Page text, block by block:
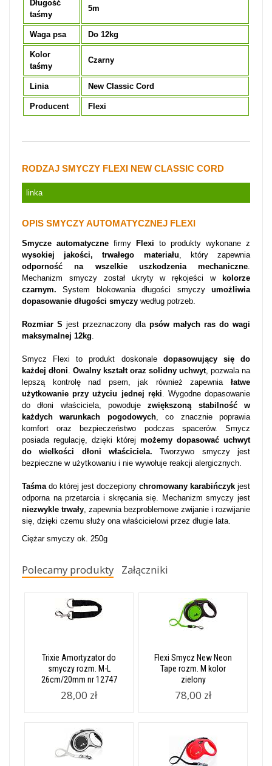
Długość
taśmy
5m
Waga psa Do 12kg
Kolor
taśmy
Czarny
Linia New Classic Cord
Producent Flexi
RODZAJ SMYCZY FLEXI NEW CLASSIC CORD
linka
OPIS SMYCZY AUTOMATYCZNEJ FLEXI
Smycze automatyczne firmy Flexi to produkty wykonane z
wysokiej jakości, trwałego materiału, który zapewnia
odporność na wszelkie uszkodzenia mechaniczne.
Mechanizm smyczy został ukryty w rękojeści wkolorze
czarnym.System blokowania długości smyczyumożliwia
dopasowanie długości smyczy według potrzeb.
Rozmiar S jest przeznaczony dla psów małych ras do wagi
maksymalnej 12kg.
Smycz Flexi to produkt doskonale dopasowujący się do
każdej dłoni. Owalny kształt oraz solidny uchwyt, pozwala na
lepszą kontrolę nad psem, jak również zapewnia łatwe
użytkowanie przy użyciu jednej ręki. Wygodne dopasowanie
do dłoni właściciela, powoduje zwiększoną stabilność w
każdych warunkach pogodowych, co znacznie poprawia
komfort oraz bezpieczeństwo podczas spacerów. Smycz
posiada regulację, dzięki której możemy dopasować uchwyt
do wielkości dłoni właściciela. Tworzywo smyczy jest
bezpieczne w użytkowaniu i nie wywołuje reakcji alergicznych.
Taśmado której jest doczepiony chromowany karabińczyk jest
odporna na przetarcia i skręcania się. Mechanizm smyczy jest
niezwykle trwały, zapewnia bezproblemowe zwijanie i rozwijanie
się, dzięki czemu służy ona właścicielowi przez długie lata.
Ciężar smyczy ok. 250g
Polecamy produkty Załączniki
Trixie Amortyzator do
smyczy rozm. M-L
26cm/20mm nr 12747
28,00 zł
Flexi Smycz New Neon
Tape rozm. M kolor
zielony
78,00 zł